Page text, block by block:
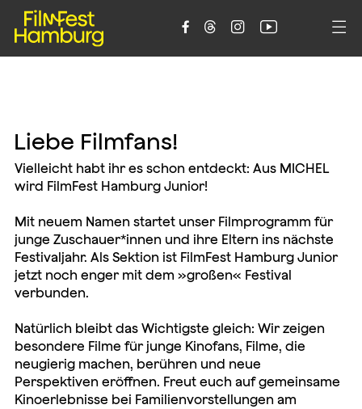
    
Liebe Filmfans!
Vielleicht habt ihr es schon entdeckt: Aus MICHEL
wird FilmFest Hamburg Junior!
Mit neuem Namen startet unser Filmprogramm für
junge Zuschauer*innen und ihre Eltern ins nächste
Festivaljahr. Als Sektion ist FilmFest Hamburg Junior
jetzt noch enger mit dem »großen« Festival
verbunden.
Natürlich bleibt das Wichtigste gleich: Wir zeigen
besondere Filme für junge Kinofans, Filme, die
neugierig machen, berühren und neue
Perspektiven eröffnen. Freut euch auf gemeinsame
Kinoerlebnisse bei Familienvorstellungen am